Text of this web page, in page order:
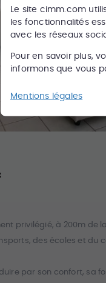
Le site cimm.com
les fonctionnalités
avec les réseaux
Pour en savoir plus,
informons que vous
Mentions légales
privilégié, à 200m
des écoles et du
par son confort, sa